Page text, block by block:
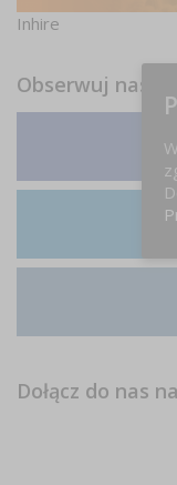
Inhire
Obserwuj nas
Dołącz do nas